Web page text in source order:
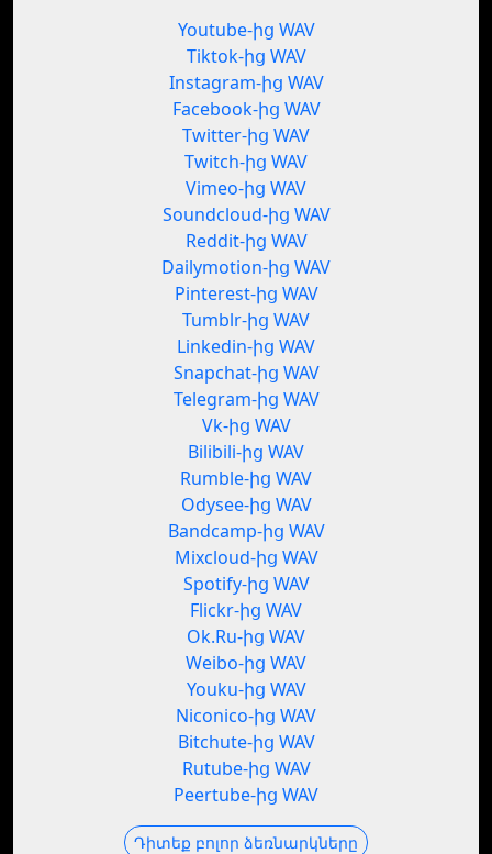
Youtube-ից WAV
Tiktok-ից WAV
Instagram-ից WAV
Facebook-ից WAV
Twitter-ից WAV
Twitch-ից WAV
Vimeo-ից WAV
Soundcloud-ից WAV
Reddit-ից WAV
Dailymotion-ից WAV
Pinterest-ից WAV
Tumblr-ից WAV
Linkedin-ից WAV
Snapchat-ից WAV
Telegram-ից WAV
Vk-ից WAV
Bilibili-ից WAV
Rumble-ից WAV
Odysee-ից WAV
Bandcamp-ից WAV
Mixcloud-ից WAV
Spotify-ից WAV
Flickr-ից WAV
Ok.Ru-ից WAV
Weibo-ից WAV
Youku-ից WAV
Niconico-ից WAV
Bitchute-ից WAV
Rutube-ից WAV
Peertube-ից WAV
Դիտեք բոլոր ձեռնարկները